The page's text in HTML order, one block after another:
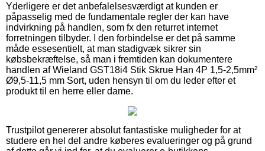
Yderligere er det anbefalelsesværdigt at kunden er
påpasselig med de fundamentale regler der kan have
indvirkning på handlen, som fx den returret internet
forretningen tilbyder. I den forbindelse er det på samme
måde essesentielt, at man stadigvæk sikrer sin
købsbekræftelse, så man i fremtiden kan dokumentere
handlen af Wieland GST18i4 Stik Skrue Han 4P 1,5-2,5mm²
Ø9,5-11,5 mm Sort, uden hensyn til om du leder efter et
produkt til en herre eller dame.
Trustpilot genererer absolut fantastiske muligheder for at
studere en hel del andre køberes evalueringer og på grund